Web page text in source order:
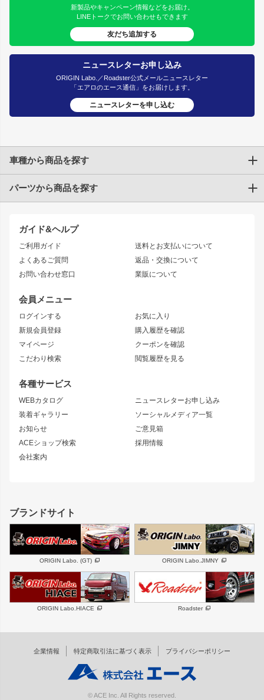
新製品やキャンペーン情報などをお届け。
LINEトークでお問い合わせもできます
友だち追加する
ニュースレターお申し込み
ORIGIN Labo.／Roadster公式メールニュースレター
「エアロのエース通信」をお届けします。
ニュースレターを申し込む
ガイド&ヘルプ
ご利用ガイド
よくあるご質問
お問い合わせ窓口
送料とお支払いについて
返品・交換について
業販について
会員メニュー
ログインする
新規会員登録
マイページ
こだわり検索
お気に入り
購入履歴を確認
クーポンを確認
閲覧履歴を見る
各種サービス
WEBカタログ
装着ギャラリー
お知らせ
ACEショップ検索
会社案内
ニュースレターお申し込み
ソーシャルメディア一覧
ご意見箱
採用情報
車種から商品を探す
トヨタ
JZX90 CHASER
JZX110 MARK II
JZX100 MARK II
JZX90 MARK II
トレノ
マークX
アリスト
ソアラ
アルテッツァ
ニッサン
S15 シルビア
S14 シルビア 後期
S13 シルビア
180SX
シルエイティ
ワンビア
ローレル
セフィーロ
キャラバン
スズキ
GS350
SC
スバル 三菱
デリカ D:5
軽自動車 汎用
パーツから商品を探す
エアロシリーズ
ドリフトライン
風神
雷神
レーシングライン
アタックライン
ストリームライン
リアウイング
ジムニーパーツ
ホイール
MUD-S7
MUD-SR7
まつど家 鉄漢
ボンネット
フェンダー
サイドパーツ
リアゲート
メンテナンスパーツ
ハイエースパーツ
ホイール
DAYTONA-RS
DAYTONA-RS NEO
エアロシリーズ
RUGGER MODEL
DTM:exclusive
オーバーフェンダー
ワイパーガード
ブランドサイト
ORIGIN Labo. (GT) ORIGIN Labo.JIMNY
ORIGIN Labo.HIACE Roadster
企業情報 特定商取引法に基づく表示 プライバシーポリシー
© ACE Inc. All Rights reserved.